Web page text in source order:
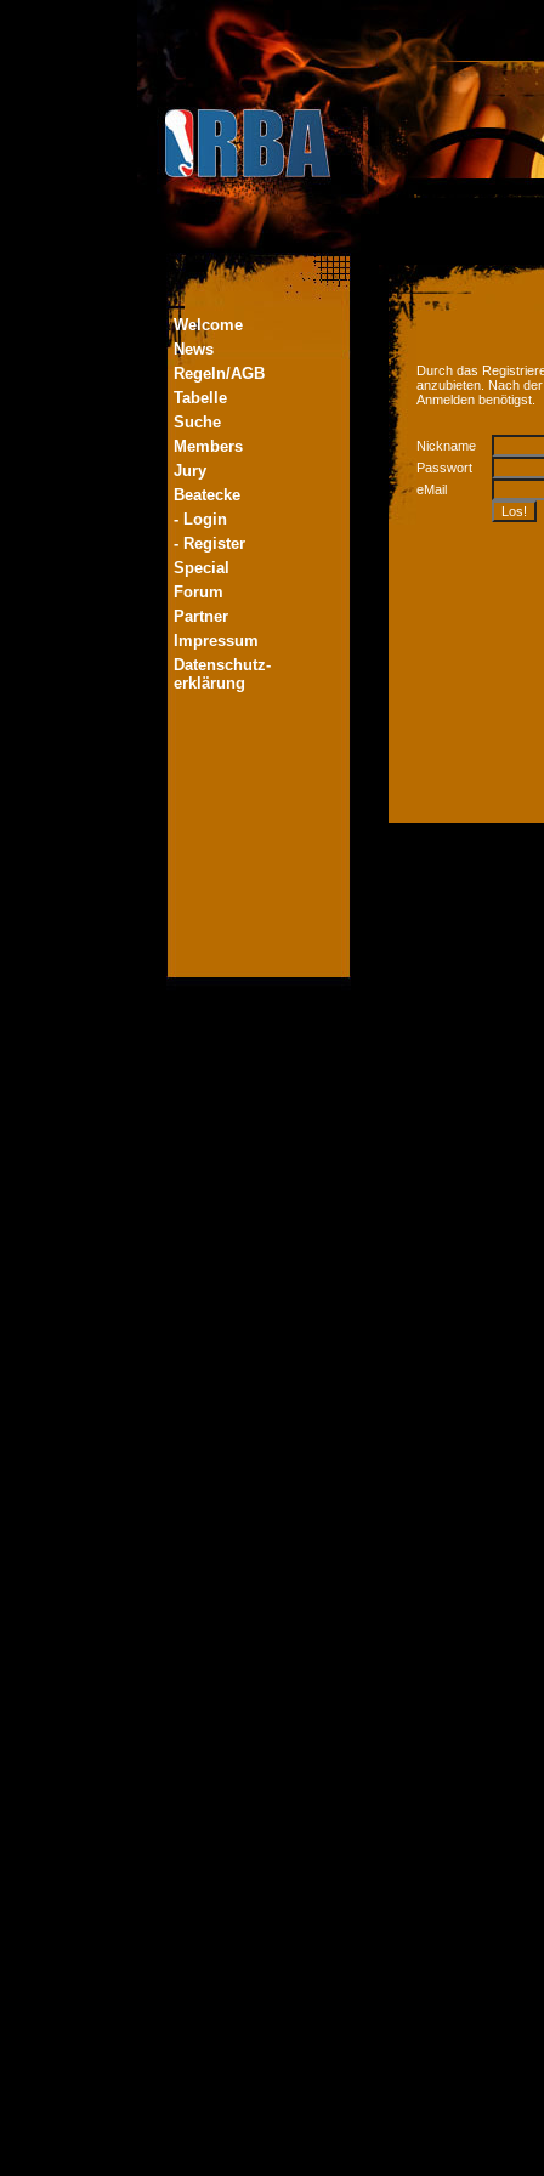
Welcome
News
Regeln/AGB
Tabelle
Suche
Members
Jury
Beatecke
- Login
- Register
Special
Forum
Partner
Impressum
Datenschutz-
erklärung
Durch das
anzubieten. Nach
Anmelden benötigst.
Nickname
Passwort
eMail